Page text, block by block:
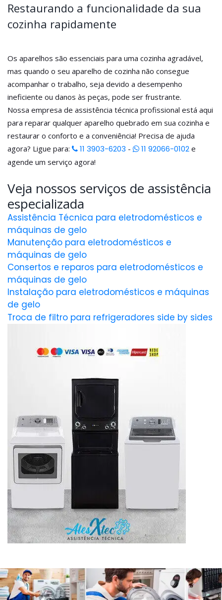
Restaurando a funcionalidade da sua
cozinha rapidamente
Os aparelhos são essenciais para uma cozinha agradável,
mas quando o seu aparelho de cozinha não consegue
acompanhar o trabalho, seja devido a desempenho
ineficiente ou danos às peças, pode ser frustrante.
Nossa empresa de assistência técnica profissional está aqui
para reparar qualquer aparelho quebrado em sua cozinha e
restaurar o conforto e a conveniência! Precisa de ajuda
agora? Ligue para:
11 3903-6203 - 11 92066-0102 e
agende um serviço agora!
Veja nossos serviços de assistência
especializada
Assistência Técnica para eletrodomésticos e
máquinas de gelo
Manutenção para eletrodomésticos e
máquinas de gelo
Consertos e reparos para eletrodomésticos e
máquinas de gelo
Instalação para eletrodomésticos e máquinas
de gelo
Troca de filtro para refrigeradores side by sides